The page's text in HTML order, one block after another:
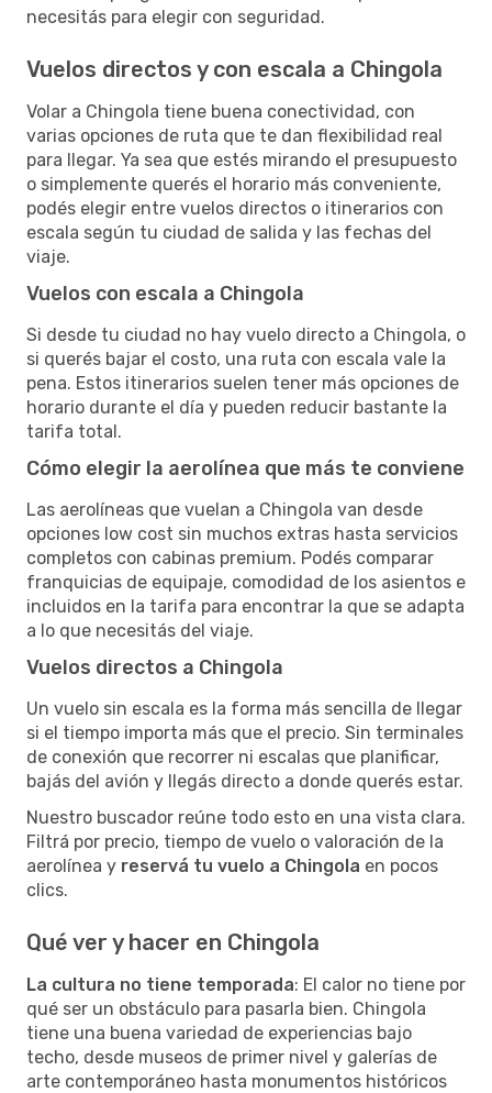
necesitás para elegir con seguridad.
Vuelos directos y con escala a Chingola
Volar a Chingola tiene buena conectividad, con
varias opciones de ruta que te dan flexibilidad real
para llegar. Ya sea que estés mirando el presupuesto
o simplemente querés el horario más conveniente,
podés elegir entre vuelos directos o itinerarios con
escala según tu ciudad de salida y las fechas del
viaje.
Vuelos con escala a Chingola
Si desde tu ciudad no hay vuelo directo a Chingola, o
si querés bajar el costo, una ruta con escala vale la
pena. Estos itinerarios suelen tener más opciones de
horario durante el día y pueden reducir bastante la
tarifa total.
Cómo elegir la aerolínea que más te conviene
Las aerolíneas que vuelan a Chingola van desde
opciones low cost sin muchos extras hasta servicios
completos con cabinas premium. Podés comparar
franquicias de equipaje, comodidad de los asientos e
incluidos en la tarifa para encontrar la que se adapta
a lo que necesitás del viaje.
Vuelos directos a Chingola
Un vuelo sin escala es la forma más sencilla de llegar
si el tiempo importa más que el precio. Sin terminales
de conexión que recorrer ni escalas que planificar,
bajás del avión y llegás directo a donde querés estar.
Nuestro buscador reúne todo esto en una vista clara.
Filtrá por precio, tiempo de vuelo o valoración de la
aerolínea y reservá tu vuelo a Chingola en pocos
clics.
Qué ver y hacer en Chingola
La cultura no tiene temporada: El calor no tiene por
qué ser un obstáculo para pasarla bien. Chingola
tiene una buena variedad de experiencias bajo
techo, desde museos de primer nivel y galerías de
arte contemporáneo hasta monumentos históricos